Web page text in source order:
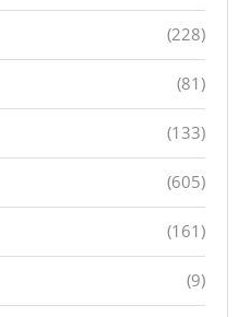
(228)
(81)
(133)
(605)
(161)
(9)